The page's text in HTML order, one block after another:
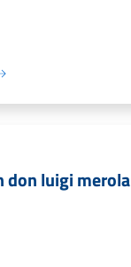
don luigi merola